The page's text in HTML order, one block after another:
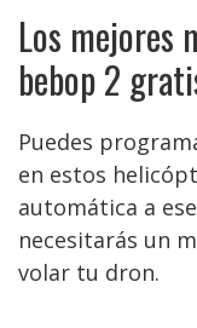
Los mejores
bebop 2
Puedes
en estos
automática a
necesitarás un
volar tu dron.